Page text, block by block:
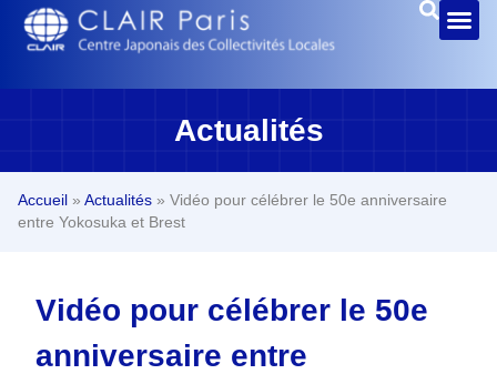
Actualités
Accueil » Actualités » Vidéo pour célébrer le 50e anniversaire
entre Yokosuka et Brest
Vidéo pour célébrer le 50e
anniversaire entre